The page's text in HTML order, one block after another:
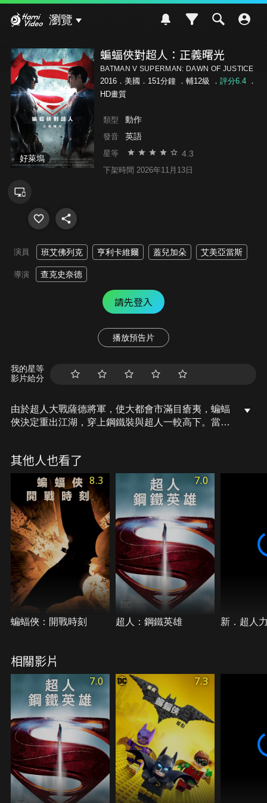
瀏覽
好萊塢
蝙蝠俠對超人：正義曙光
BATMAN V SUPERMAN: DAWN OF JUSTICE
2016．美國．151分鐘 ． 輔12級 ． 評分6.4．
HD畫質
類型 動作
發音 英語
星等 4.3
下架時間 2026年11月13日
演員 班艾佛列克 亨利卡維爾 蓋兒加朵 艾美亞當斯
導演 查克史奈德
請先登入
播放預告片
我的星等
影片給分
由於超人大戰薩德將軍，使大都會市滿目瘡夷，蝙蝠
俠決定重出江湖，穿上鋼鐵裝與超人一較高下。當雙
其他人也看了
8.3
蝙蝠俠：開戰時刻
7.0
超人：鋼鐵英雄 新．超人
相關影片
7.0 7.3